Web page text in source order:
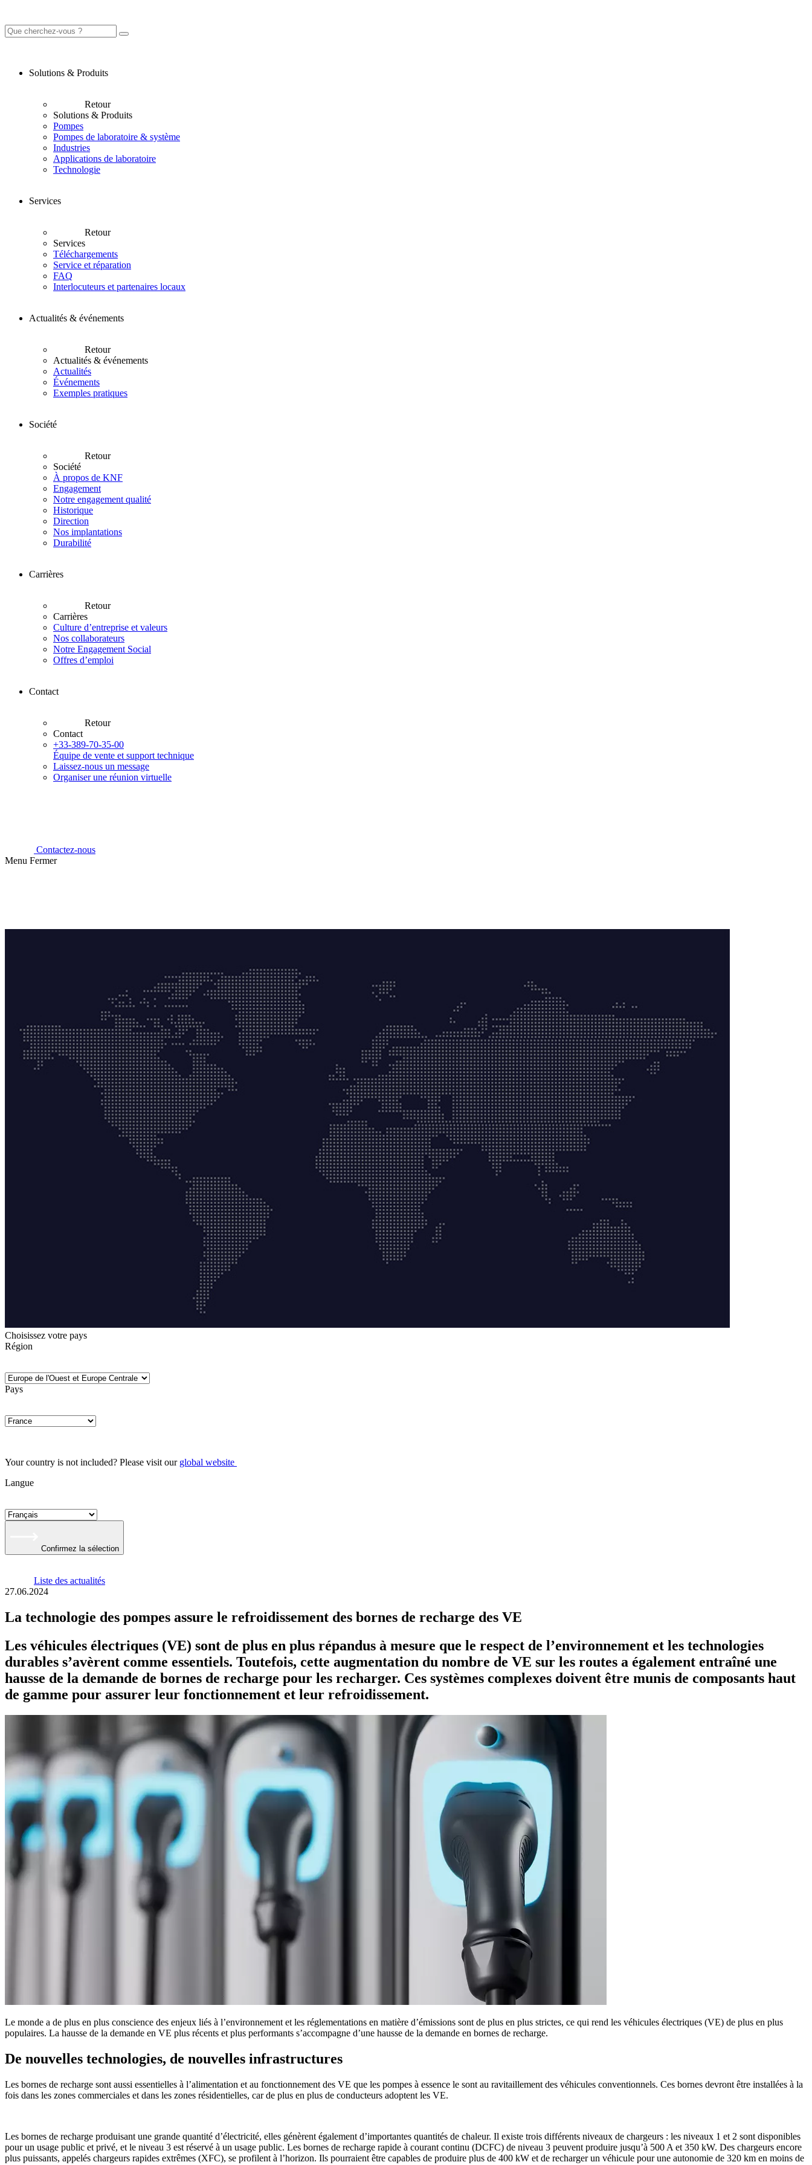
Solutions & Produits
Retour
Solutions & Produits
Pompes
Pompes de laboratoire & système
Industries
Applications de laboratoire
Technologie
Services
Retour
Services
Téléchargements
Service et réparation
FAQ
Interlocuteurs et partenaires locaux
Actualités & événements
Retour
Actualités & événements
Actualités
Événements
Exemples pratiques
Société
Retour
Société
À propos de KNF
Engagement
Notre engagement qualité
Historique
Direction
Nos implantations
Durabilité
Carrières
Retour
Carrières
Culture d’entreprise et valeurs
Nos collaborateurs
Notre Engagement Social
Offres d’emploi
Contact
Retour
Contact
+33-389-70-35-00
Équipe de vente et support technique
Laissez-nous un message
Organiser une réunion virtuelle
Contactez-nous
Menu Fermer
Choisissez votre pays
Région
Pays
Your country is not included? Please visit our global website
Langue
Confirmez la sélection
Liste des actualités
27.06.2024
La technologie des pompes assure le refroidissement des bornes de recharge des VE
Les véhicules électriques (VE) sont de plus en plus répandus à mesure que le respect de l’environnement et les technologies
durables s’avèrent comme essentiels. Toutefois, cette augmentation du nombre de VE sur les routes a également entraîné une
hausse de la demande de bornes de recharge pour les recharger. Ces systèmes complexes doivent être munis de composants haut
de gamme pour assurer leur fonctionnement et leur refroidissement.
Le monde a de plus en plus conscience des enjeux liés à l’environnement et les réglementations en matière d’émissions sont de plus en plus strictes, ce qui rend les véhicules électriques (VE) de plus en plus
populaires. La hausse de la demande en VE plus récents et plus performants s’accompagne d’une hausse de la demande en bornes de recharge.
De nouvelles technologies, de nouvelles infrastructures
Les bornes de recharge sont aussi essentielles à l’alimentation et au fonctionnement des VE que les pompes à essence le sont au ravitaillement des véhicules conventionnels. Ces bornes devront être installées à la
fois dans les zones commerciales et dans les zones résidentielles, car de plus en plus de conducteurs adoptent les VE.
Les bornes de recharge produisant une grande quantité d’électricité, elles génèrent également d’importantes quantités de chaleur. Il existe trois différents niveaux de chargeurs : les niveaux 1 et 2 sont disponibles
pour un usage public et privé, et le niveau 3 est réservé à un usage public. Les bornes de recharge rapide à courant continu (DCFC) de niveau 3 peuvent produire jusqu’à 500 A et 350 kW. Des chargeurs encore
plus puissants, appelés chargeurs rapides extrêmes (XFC), se profilent à l’horizon. Ils pourraient être capables de produire plus de 400 kW et de recharger un véhicule pour une autonomie de 320 km en moins de